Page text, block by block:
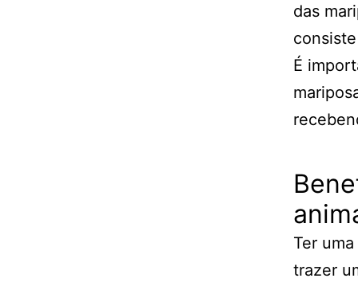
das
É
Ter
trazer